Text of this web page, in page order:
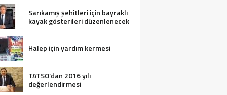
Sarıkamış şehitleri için bayraklı
kayak gösterileri düzenlenecek
Halep için yardım kermesi
TATSO’dan 2016 yılı
değerlendirmesi